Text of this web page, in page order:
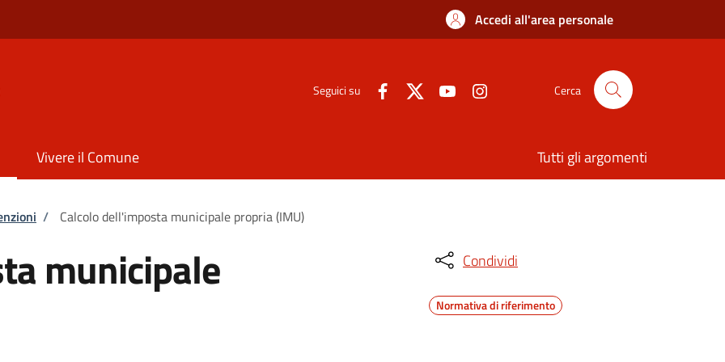
Accedi all'area personale
Seguici su Cerca
Vivere il Comune Tutti gli argomenti
/ Calcolo dell'imposta municipale propria (IMU)
municipale Condividi
Normativa di riferimento